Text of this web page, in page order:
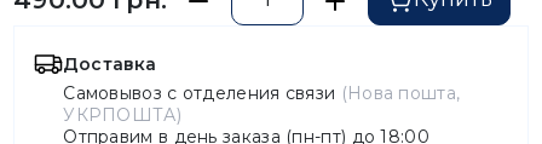
Доставка
Самовывоз с отделения связи (Нова пошта,
УКРПОШТА)
Отправим в день заказа (пн-пт) до 18:00